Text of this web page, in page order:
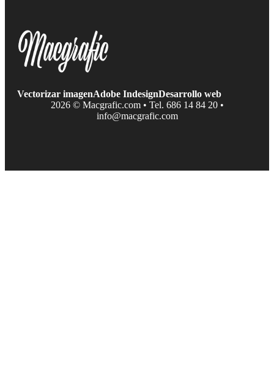
Vectorizar imagenAdobe IndesignDesarrollo web
2026 © Macgrafic.com • Tel. 686 14 84 20 •
info@macgrafic.com